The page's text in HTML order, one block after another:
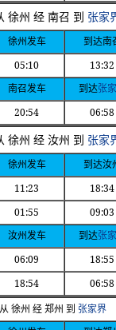
徐州 经 南召 到 张家
徐州发车 到达南
05:10 13:32
南召发车 到达张
20:54 06:58
徐州 经 汝州 到 张家
徐州发车 到达汝
11:23
18:34
01:55 09:03
汝州发车 到达张
06:09
18:55
18:54 06:58
徐州 经 郑州 到 张家界